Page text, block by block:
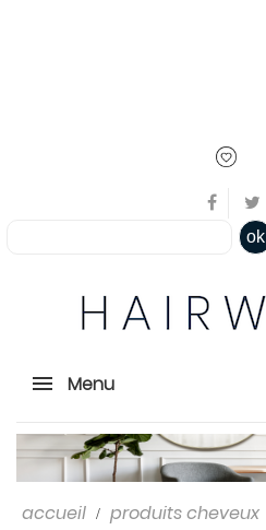
ok
Menu
accueil produits cheveux